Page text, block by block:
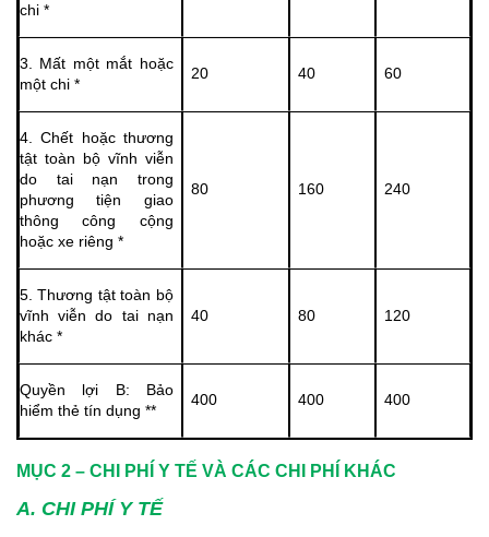
chi *
3. Mất một mắt hoặc
một chi *
20 40 60
4. Chết hoặc thương
tật toàn bộ vĩnh viễn
do tai nạn trong
phương tiện giao
thông công cộng
hoặc xe riêng *
80 160 240
5. Thương tật toàn bộ
vĩnh viễn do tai nạn
khác *
40 80 120
Quyền lợi B: Bảo
hiểm thẻ tín dụng **
400 400 400
MỤC 2 – CHI PHÍ Y TẾ VÀ CÁC CHI PHÍ KHÁC
A. CHI PHÍ Y TẾ